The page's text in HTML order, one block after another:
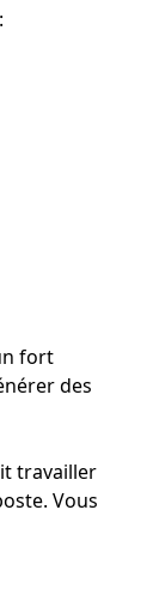
fort
des
travailler
Vous